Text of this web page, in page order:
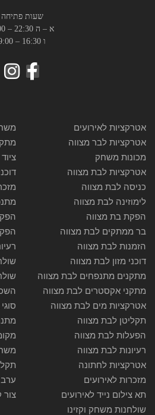
שעות פתיחה
א – ה 22:30 – 9:00
ו 16:30 – 9:00
אטרקציות לאירועים
אטרקציות לבר מצווה
מכונות משחק
אטרקציות לבת מצווה
כניסה לבת מצווה
לימוזינה לבת מצווה
הפקת בת מצווה
בר ממתקים לבת מצווה
הזמנות לבת מצווה
דוכני מזון לבת מצווה
מתקנים מתנפחים לבת מצווה
מתקני אקסטרים לבת מצווה
אטרקציות מים לבת מצווה
תקליטן לבת מצווה
הפעלות לבת מצווה
רעיונות לבת מצווה
אטרקציות לחתונה
מזכרות לאירועים
תא צילום נייד לאירועים
שולחנות משחק וקזינו
ערב
צור